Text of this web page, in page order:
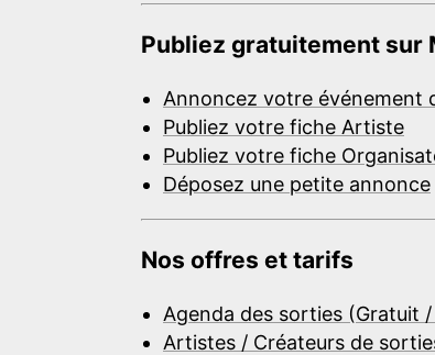
Publiez gratuitement sur
Annoncez votre événement
Publiez votre fiche Artiste
Publiez votre fiche
Déposez une petite annonce
Nos offres et tarifs
Agenda des sorties (Gratuit
Artistes / Créateurs de